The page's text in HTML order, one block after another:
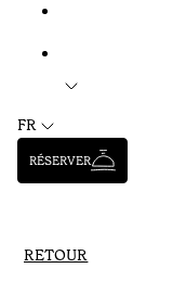
FR
RÉSERVER
RETOUR